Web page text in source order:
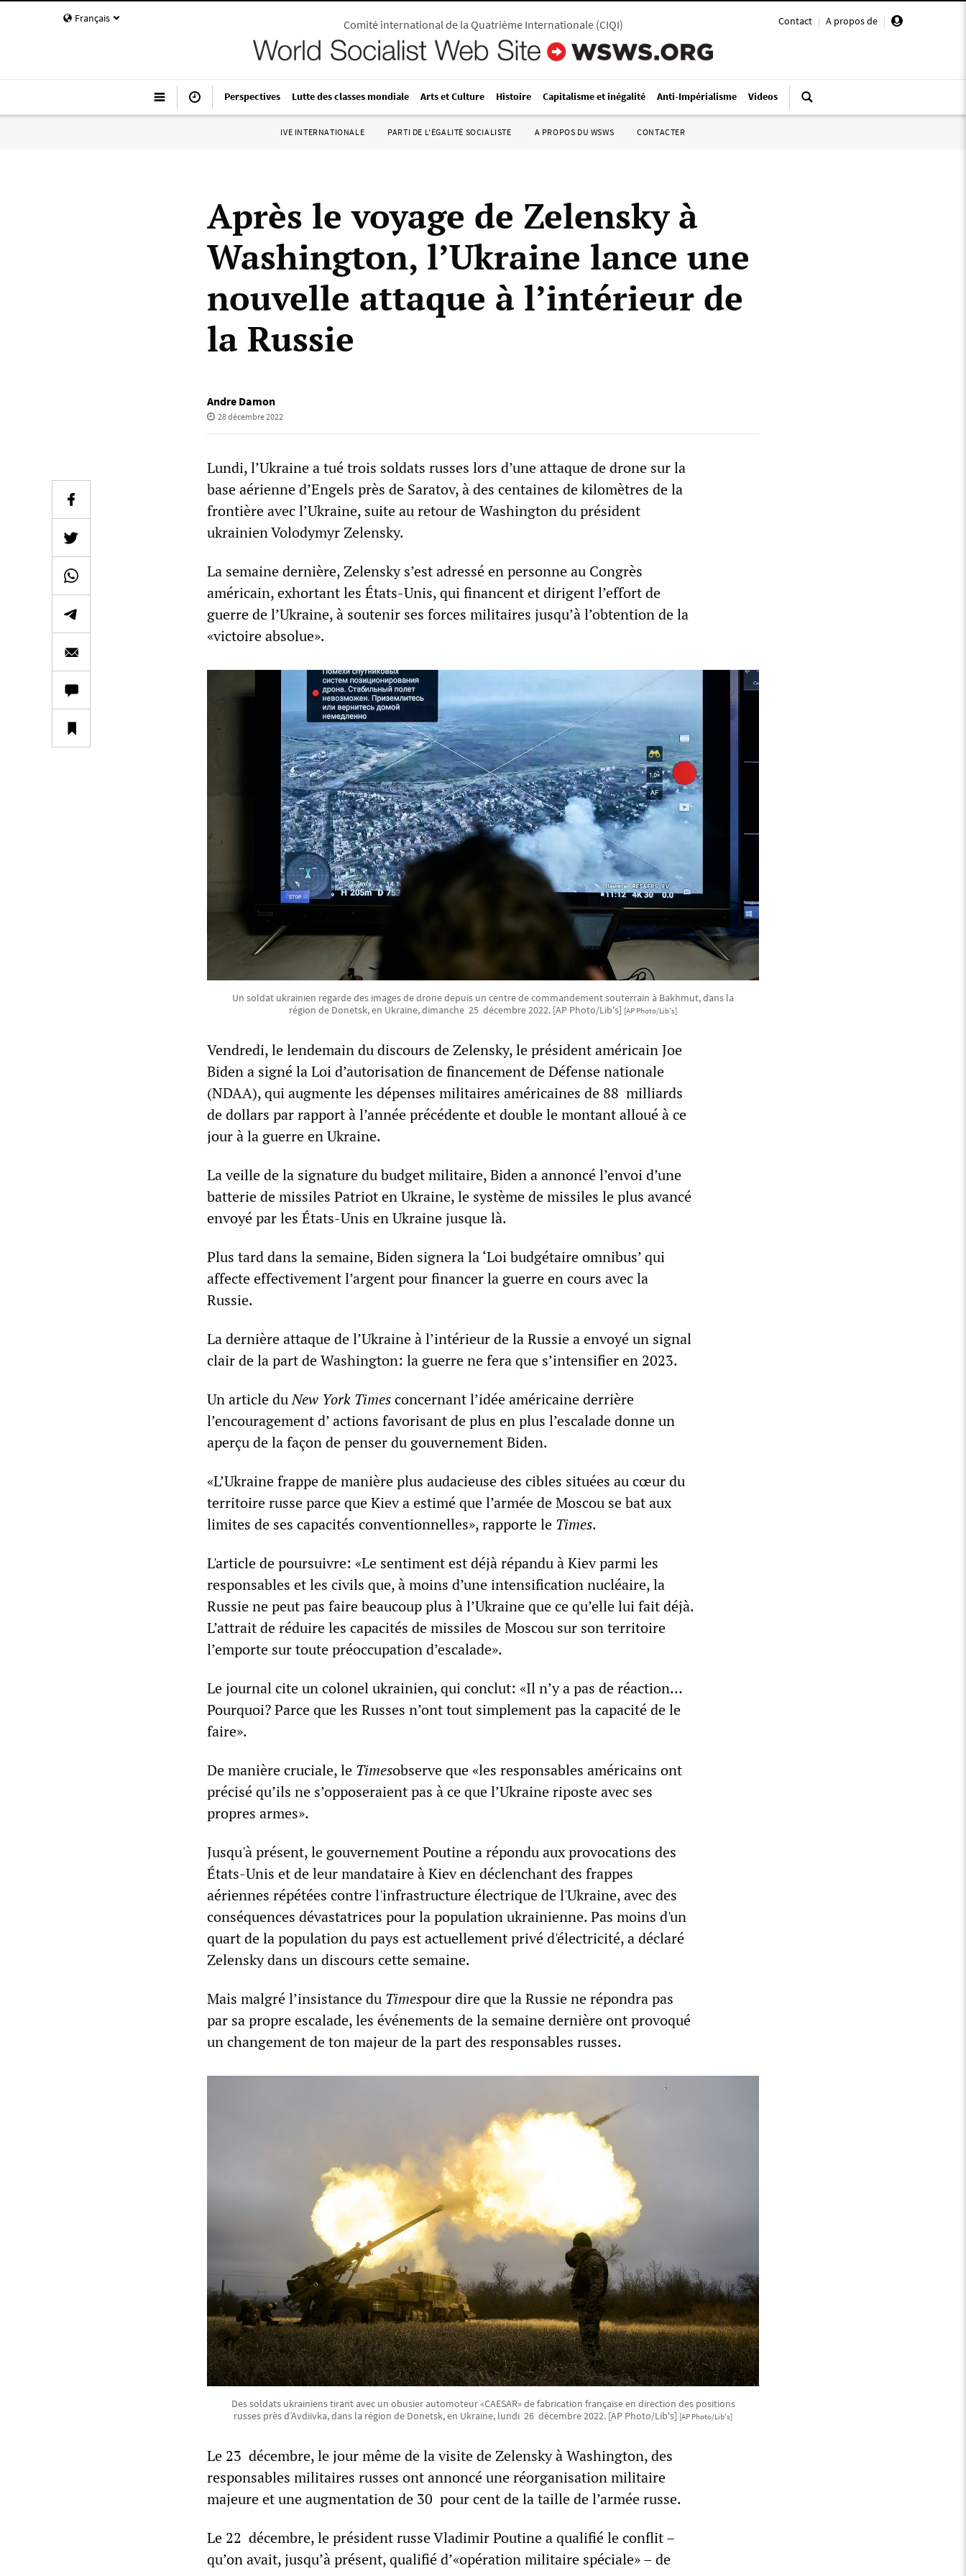
Français Contact | A propos de |
Comité international de la Quatrième Internationale(CIQI)
Perspectives Lutte des classes mondiale Arts et Culture Histoire Capitalisme et inégalité Anti-Impérialisme Videos
IVE INTERNATIONALE PARTI DE L’ÉGALITÉ SOCIALISTE A PROPOS DU WSWS CONTACTER
Après le voyage de Zelensky à
Washington, l’Ukraine lance une
nouvelle attaque à l’intérieur de
la Russie
Andre Damon
28 décembre 2022
Lundi, l’Ukraine a tué trois soldats russes lors d’une attaque de drone sur la
base aérienne d’Engels près de Saratov, à des centaines de kilomètres de la
frontière avec l’Ukraine, suite au retour de Washington du président
ukrainien Volodymyr Zelensky.
La semaine dernière, Zelensky s’est adressé en personne au Congrès
américain, exhortant les États-Unis, qui financent et dirigent l’effort de
guerre de l’Ukraine, à soutenir ses forces militaires jusqu’à l’obtention de la
«victoire absolue».
Un soldat ukrainien regarde des images de drone depuis un centre de commandement souterrain à Bakhmut, dans la
région de Donetsk, en Ukraine, dimanche 25 décembre 2022. [AP Photo/Lib's] [AP Photo/Lib's]
Vendredi, le lendemain du discours de Zelensky, le président américain Joe
Biden a signé la Loi d’autorisation de financement de Défense nationale
(NDAA), qui augmente les dépenses militaires américaines de 88 milliards
de dollars par rapport à l’année précédente et double le montant alloué à ce
jour à la guerre en Ukraine.
La veille de la signature du budget militaire, Biden a annoncé l’envoi d’une
batterie de missiles Patriot en Ukraine, le système de missiles le plus avancé
envoyé par les États-Unis en Ukraine jusque là.
Plus tard dans la semaine, Biden signera la ‘Loi budgétaire omnibus’ qui
affecte effectivement l’argent pour financer la guerre en cours avec la
Russie.
La dernière attaque de l’Ukraine à l’intérieur de la Russie a envoyé un signal
clair de la part de Washington: la guerre ne fera que s’intensifier en 2023.
Un article duNew York Timesconcernant l’idée américaine derrière
l’encouragement d’ actions favorisant de plus en plus l’escalade donne un
aperçu de la façon de penser du gouvernement Biden.
«L’Ukraine frappe de manière plus audacieuse des cibles situées au cœur du
territoire russe parce que Kiev a estimé que l’armée de Moscou se bat aux
limites de ses capacités conventionnelles», rapporte le Times.
L'article de poursuivre: «Le sentiment est déjà répandu à Kiev parmi les
responsables et les civils que, à moins d’une intensification nucléaire, la
Russie ne peut pas faire beaucoup plus à l’Ukraine que ce qu’elle lui fait déjà.
L’attrait de réduire les capacités de missiles de Moscou sur son territoire
l’emporte sur toute préoccupation d’escalade».
Le journal cite un colonel ukrainien, qui conclut: «Il n’y a pas de réaction…
Pourquoi? Parce que les Russes n’ont tout simplement pas la capacité de le
faire».
De manière cruciale, le Timesobserve que «les responsables américains ont
précisé qu’ils ne s’opposeraient pas à ce que l’Ukraine riposte avec ses
propres armes».
Jusqu'à présent, le gouvernement Poutine a répondu aux provocations des
États-Unis et de leur mandataire à Kiev en déclenchant des frappes
aériennes répétées contre l'infrastructure électrique de l'Ukraine, avec des
conséquences dévastatrices pour la population ukrainienne. Pas moins d'un
quart de la population du pays est actuellement privé d'électricité, a déclaré
Zelensky dans un discours cette semaine.
Mais malgré l’insistance du Timespour dire que la Russie ne répondra pas
par sa propre escalade, les événements de la semaine dernière ont provoqué
un changement de ton majeur de la part des responsables russes.
Des soldats ukrainiens tirant avec un obusier automoteur «CAESAR» de fabrication française en direction des positions
russes près d’Avdiivka, dans la région de Donetsk, en Ukraine, lundi 26 décembre 2022. [AP Photo/Lib's] [AP Photo/Lib's]
Le 23 décembre, le jour même de la visite de Zelensky à Washington, des
responsables militaires russes ont annoncé une réorganisation militaire
majeure et une augmentation de 30 pour cent de la taille de l’armée russe.
Le 22 décembre, le président russe Vladimir Poutine a qualifié le conflit –
qu’on avait, jusqu’à présent, qualifié d’«opération militaire spéciale» – de